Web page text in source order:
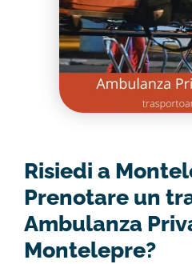
Risiedi a
Prenotare un
Ambulanza
Montelepre?